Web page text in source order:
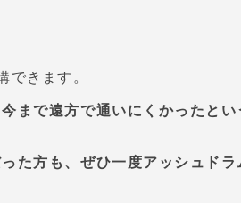
できます。
今まで遠方で通いにくかったと
た方も、ぜひ一度アッシュド